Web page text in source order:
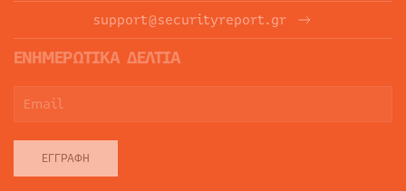
support@securityreport.gr
ΕΝΗΜΕΡΩΤΙΚΑ ΔΕΛΤΙΑ
ΕΓΓΡΑΦΉ